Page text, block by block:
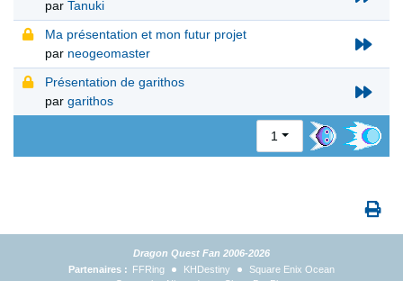
par Tanuki
Ma présentation et mon futur projet
par neogeomaster
Présentation de garithos
par garithos
1
Dragon Quest Fan 2006-2026
Partenaires : FFRing KHDestiny
Square Enix Ocean